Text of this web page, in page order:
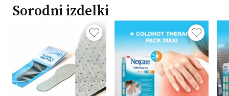
Sorodni izdelki